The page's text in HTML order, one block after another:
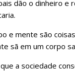
dão o dinheiro e
e mente são
sã em um corpo
a sociedade